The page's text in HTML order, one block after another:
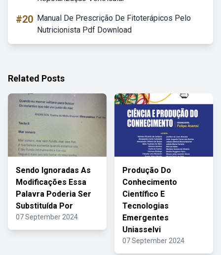
#20 Manual De Prescrição De Fitoterápicos Pelo
Nutricionista Pdf Download
Related Posts
Sendo Ignoradas As
Modificações Essa
Palavra Poderia Ser
Substituída Por
07 September 2024
Produção Do
Conhecimento
Científico E
Tecnologias
Emergentes
Uniasselvi
07 September 2024